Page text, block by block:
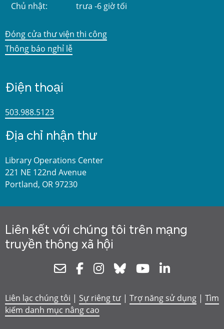
Chủ nhật:
trưa -6 giờ tối
Đóng cửa thư viện thi công
Thông báo nghỉ lễ
Điện thoại
503.988.5123
Địa chỉ nhận thư
Library Operations Center
221 NE 122nd Avenue
Portland, OR 97230
Liên kết với chúng tôi trên mạng
truyền thông xã hội
NewsletterFacebookInstagram
Bluesky Youtube
Liên lạc chúng tôi | Sự riêng tư | Trợ năng sử dụng | Tìm
kiếm danh mục nâng cao